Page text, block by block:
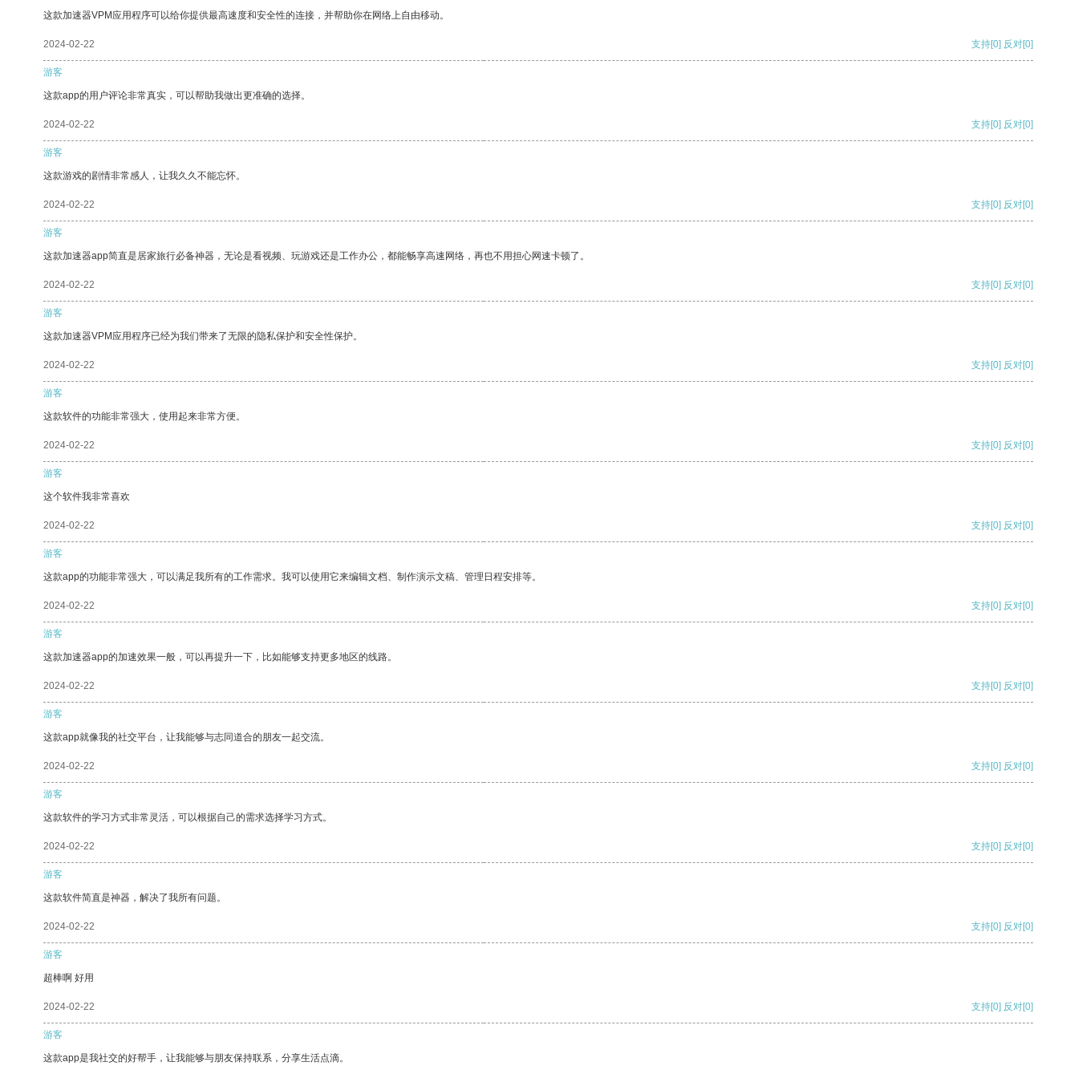
这款加速器VPM应用程序可以给你提供最高速度和安全性的连接，并帮助你在网络上自由移动。
2024-02-22 支持[0] 反对[0]
游客
这款app的用户评论非常真实，可以帮助我做出更准确的选择。
2024-02-22 支持[0] 反对[0]
游客
这款游戏的剧情非常感人，让我久久不能忘怀。
2024-02-22 支持[0] 反对[0]
游客
这款加速器app简直是居家旅行必备神器，无论是看视频、玩游戏还是工作办公，都能畅享高速网络，再也不用担心网速卡顿了。
2024-02-22 支持[0] 反对[0]
游客
这款加速器VPM应用程序已经为我们带来了无限的隐私保护和安全性保护。
2024-02-22 支持[0] 反对[0]
游客
这款软件的功能非常强大，使用起来非常方便。
2024-02-22 支持[0] 反对[0]
游客
这个软件我非常喜欢
2024-02-22 支持[0] 反对[0]
游客
这款app的功能非常强大，可以满足我所有的工作需求。我可以使用它来编辑文档、制作演示文稿、管理日程安排等。
2024-02-22 支持[0] 反对[0]
游客
这款加速器app的加速效果一般，可以再提升一下，比如能够支持更多地区的线路。
2024-02-22 支持[0] 反对[0]
游客
这款app就像我的社交平台，让我能够与志同道合的朋友一起交流。
2024-02-22 支持[0] 反对[0]
游客
这款软件的学习方式非常灵活，可以根据自己的需求选择学习方式。
2024-02-22 支持[0] 反对[0]
游客
这款软件简直是神器，解决了我所有问题。
2024-02-22 支持[0] 反对[0]
游客
超棒啊 好用
2024-02-22 支持[0] 反对[0]
游客
这款app是我社交的好帮手，让我能够与朋友保持联系，分享生活点滴。